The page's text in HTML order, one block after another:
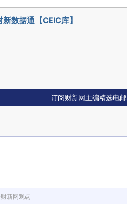
新数据通【CEIC库】
订阅财新网主编精选电邮
新网观点